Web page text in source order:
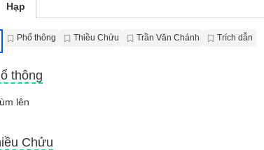
Hạp
Phổ thông Thiều Chửu Trần Văn Chánh Trích dẫn
thông
lên
Chửu